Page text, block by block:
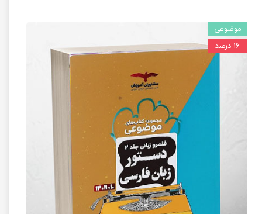
موضوعی
۱۶ درصد